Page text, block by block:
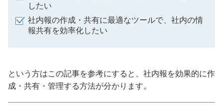
したい
社内報の作成・共有に最適なツールで、社内の情
報共有を効率化したい
という方はこの記事を参考にすると、社内報を効果的に作
成・共有・管理する方法が分かります。